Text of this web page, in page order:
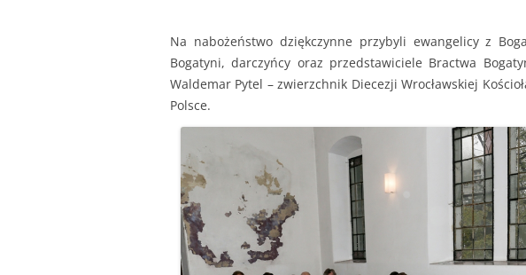
Na nabożeństwo dziękczynne przybyli ewangelicy z
Bogatyni, darczyńcy oraz przedstawiciele Bractwa
Waldemar Pytel – zwierzchnik Diecezji Wrocławskiej
Polsce.